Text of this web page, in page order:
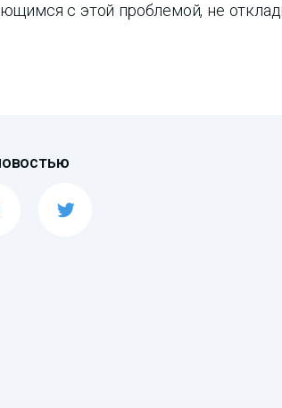
с этой проблемой, не